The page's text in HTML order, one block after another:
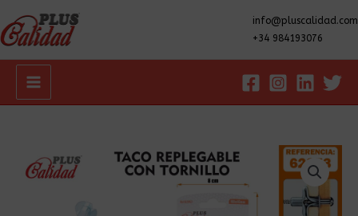
info@pluscalidad.com
+34 984193076
Main